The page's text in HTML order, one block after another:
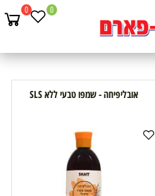
0 0
אובליפיחה - שמפו טבעי ללא SLS